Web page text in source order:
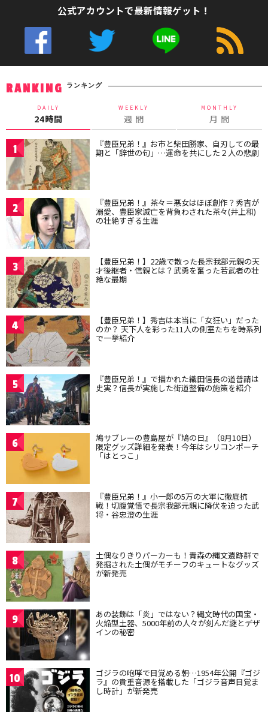
公式アカウントで最新情報ゲット！
RANKING ランキング
DAILY
24時間
WEEKLY
週 間
MONTHLY
月 間
1 『豊臣兄弟！』お市と柴田勝家、自刃しての最
期と「辞世の句」…運命を共にした２人の悲劇
2 『豊臣兄弟！』茶々＝悪女はほぼ創作？秀吉が
溺愛、豊臣家滅亡を背負わされた茶々(井上和)
の壮絶すぎる生涯
3 【豊臣兄弟！】22歳で散った長宗我部元親の天
才後継者・信親とは？武勇を奮った若武者の壮
絶な最期
4 【豊臣兄弟！】秀吉は本当に「女狂い」だった
のか？ 天下人を彩った11人の側室たちを時系列
で一挙紹介
5 『豊臣兄弟！』で描かれた織田信長の道普請は
史実？信長が実施した街道整備の施策を紹介
6 鳩サブレーの豊島屋が『鳩の日』（8月10日）
限定グッズ詳細を発表！今年はシリコンポーチ
「はとっこ」
7 『豊臣兄弟！』小一郎の5万の大軍に徹底抗
戦！切腹覚悟で長宗我部元親に降伏を迫った武
将・谷忠澄の生涯
8 土偶なりきりパーカーも！青森の縄文遺跡群で
発掘された土偶がモチーフのキュートなグッズ
が新発売
9 あの装飾は「炎」ではない？縄文時代の国宝・
火焔型土器、5000年前の人々が刻んだ謎とデザ
インの秘密
10 ゴジラの咆哮で目覚める朝…1954年公開『ゴジ
ラ』の貴重音源を搭載した「ゴジラ音声目覚ま
し時計」が新発売